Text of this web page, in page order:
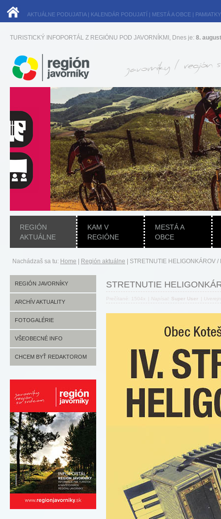
AKTUÁLNE PODUJATIA| KALENDÁR PODUJATÍ | MESTÁ A OBCE | PAMIATKY
TURISTICKÝ INFOPORTÁL Z REGIÓNU POD JAVORNÍKMI, Dnes je: 8.
REGIÓN
AKTUÁLNE
KAM V
REGIÓNE
MESTÁ A
OBCE
Nachádzaš sa tu: Home Región aktuálne STRETNUTIE HELIGONKÁROV /
REGIÓN JAVORNÍKY
ARCHÍV AKTUALITY
FOTOGALÉRIE
VŠEOBECNÉ INFO
CHCEM BYŤ REDAKTOROM
STRETNUTIE
Prečítané: 1504x Napísal: Super User